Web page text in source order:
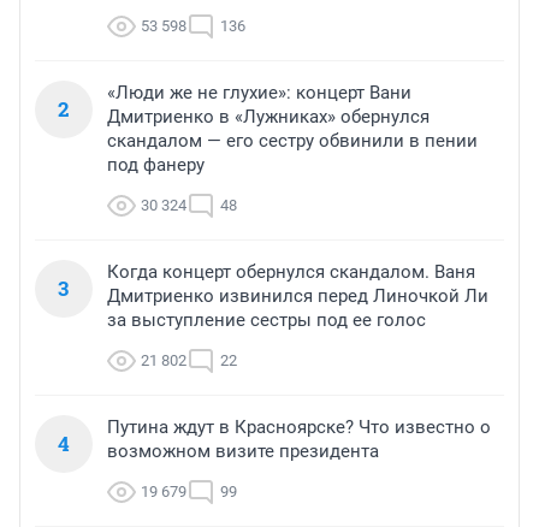
53 598 136
2
«Люди же не глухие»: концерт Вани
Дмитриенко в «Лужниках» обернулся
скандалом — его сестру обвинили в пении
под фанеру
30 324 48
3
Когда концерт обернулся скандалом. Ваня
Дмитриенко извинился перед Линочкой Ли
за выступление сестры под ее голос
21 802 22
4
Путина ждут в Красноярске? Что известно о
возможном визите президента
19 679 99